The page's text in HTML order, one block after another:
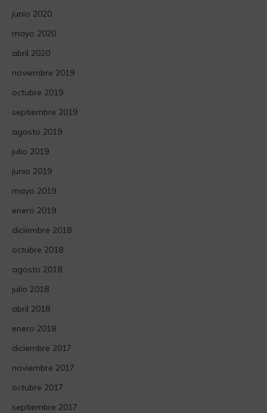
junio 2020
mayo 2020
abril 2020
noviembre 2019
octubre 2019
septiembre 2019
agosto 2019
julio 2019
junio 2019
mayo 2019
enero 2019
diciembre 2018
octubre 2018
agosto 2018
julio 2018
abril 2018
enero 2018
diciembre 2017
noviembre 2017
octubre 2017
septiembre 2017